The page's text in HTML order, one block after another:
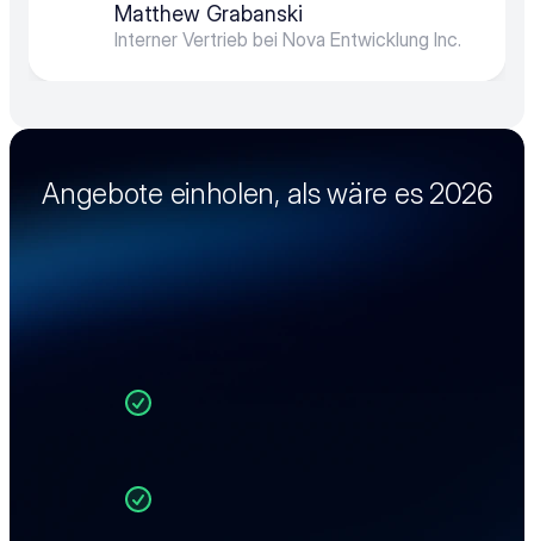
Matthew Grabanski
Interner Vertrieb bei Nova Entwicklung Inc.
Angebote einholen, als wäre es 2026
Beschaffung effizienter gestalten und